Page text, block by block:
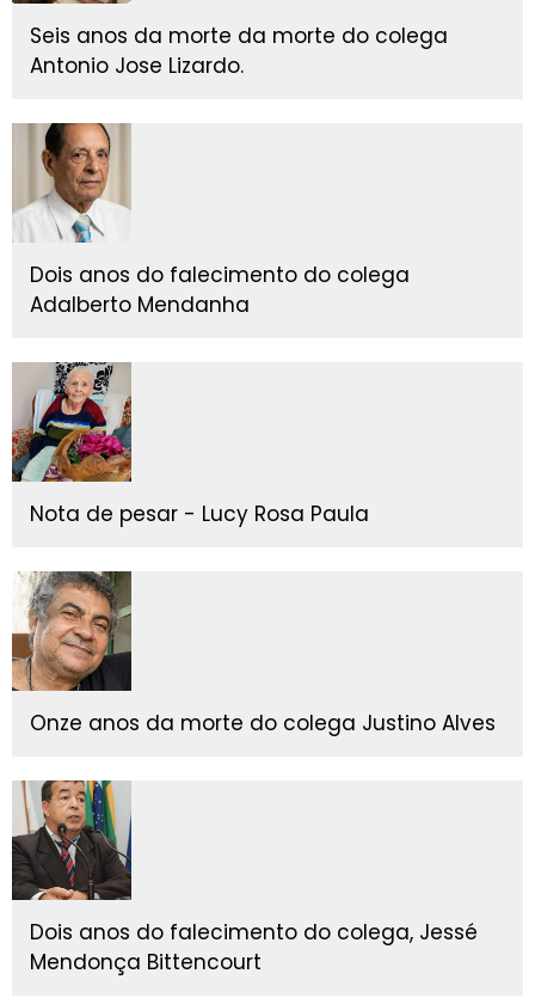
Seis anos da morte da morte do colega
Antonio Jose Lizardo.
Dois anos do falecimento do colega
Adalberto Mendanha
Nota de pesar - Lucy Rosa Paula
Onze anos da morte do colega Justino Alves
Dois anos do falecimento do colega, Jessé
Mendonça Bittencourt